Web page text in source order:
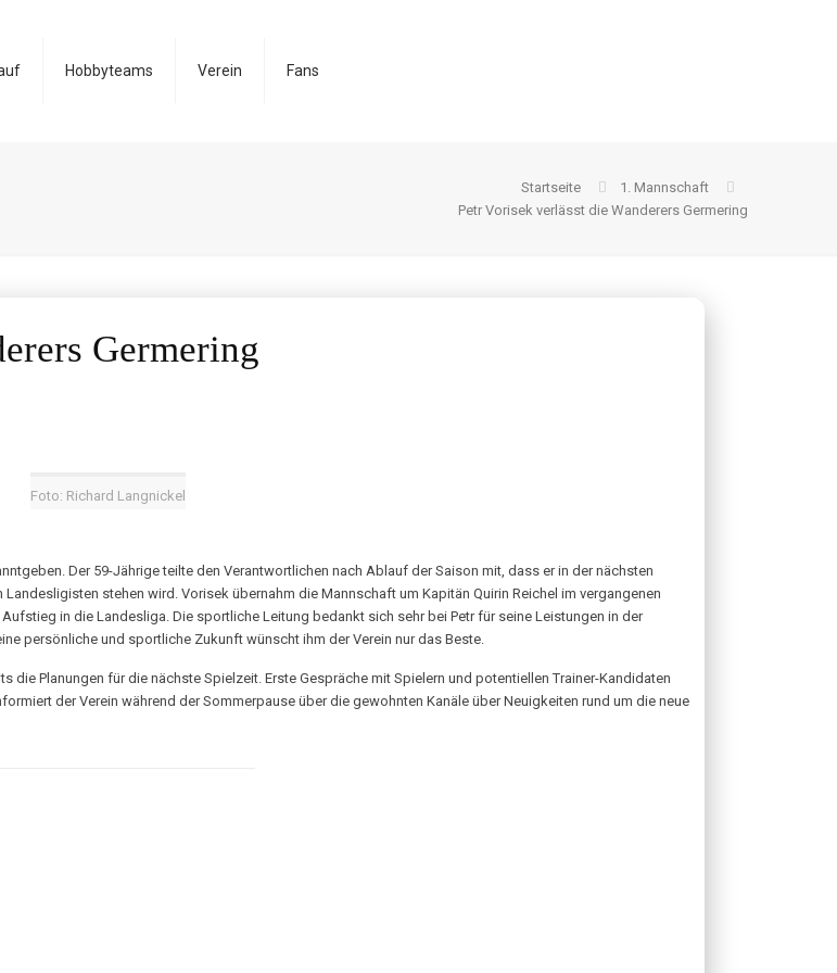
Hobbyteams Verein Fans
Startseite
1. Mannschaft
Petr Vorisek verlässt die Wanderers Germering
Germering
Foto: Richard Langnickel
Der 59-Jährige teilte den Verantwortlichen nach Ablauf der Saison mit, dass er in der nächsten
stehen wird. Vorisek übernahm die Mannschaft um Kapitän Quirin Reichel im vergangenen
in die Landesliga. Die sportliche Leitung bedankt sich sehr bei Petr für seine Leistungen in der
persönliche und sportliche Zukunft wünscht ihm der Verein nur das Beste.
Planungen für die nächste Spielzeit. Erste Gespräche mit Spielern und potentiellen Trainer-Kandidaten
der Verein während der Sommerpause über die gewohnten Kanäle über Neuigkeiten rund um die neue